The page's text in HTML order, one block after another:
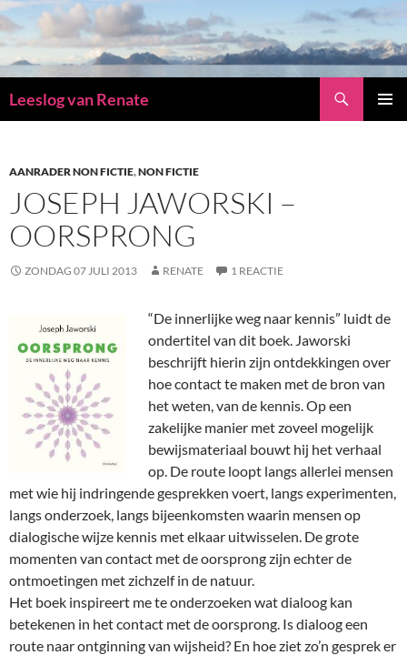
Leeslog van Renate
INHOUD
AANRADER NON FICTIE,NON FICTIE
JOSEPH JAWORSKI –
OORSPRONG
ZONDAG 07 JULI 2013 RENATE 1 REACTIE
“De innerlijke weg naar kennis” luidt de
ondertitel van dit boek. Jaworski
beschrijft hierin zijn ontdekkingen over
hoe contact te maken met de bron van
het weten, van de kennis. Op een
zakelijke manier met zoveel mogelijk
bewijsmateriaal bouwt hij het verhaal
op. De route loopt langs allerlei mensen
met wie hij indringende gesprekken voert, langs experimenten,
langs onderzoek, langs bijeenkomsten waarin mensen op
dialogische wijze kennis met elkaar uitwisselen. De grote
momenten van contact met de oorsprong zijn echter de
ontmoetingen met zichzelf in de natuur.
Het boek inspireert me te onderzoeken wat dialoog kan
betekenen in het contact met de oorsprong. Is dialoog een
route naar ontginning van wijsheid? En hoe ziet zo’n gesprek er